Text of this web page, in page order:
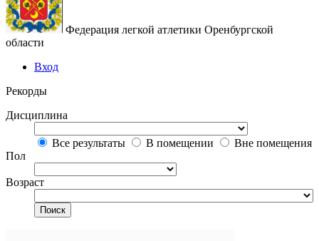
Федерация легкой атлетики Оренбургской
области
Вход
Рекорды
Дисциплина
Все результаты В помещении
Вне помещения
Пол
Возраст
Поиск